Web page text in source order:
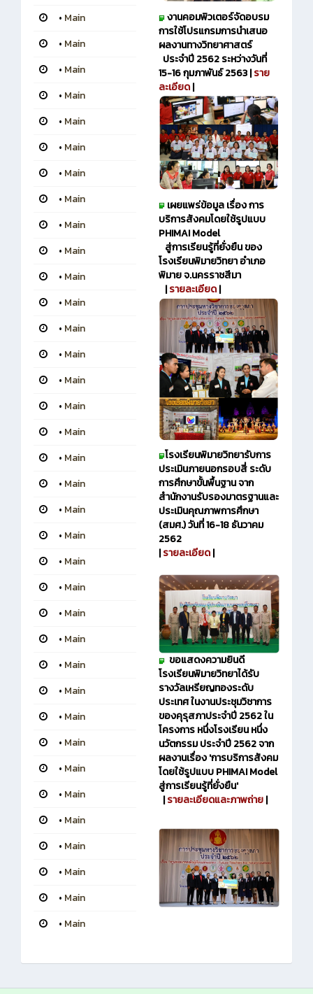
• Main
• Main
• Main
• Main
• Main
• Main
• Main
• Main
• Main
• Main
• Main
• Main
• Main
• Main
• Main
• Main
• Main
• Main
• Main
• Main
• Main
• Main
• Main
• Main
• Main
• Main
• Main
• Main
• Main
• Main
• Main
• Main
• Main
• Main
• Main
• Main
งานคอมพิวเตอร์จัดอบรม
การใช้โปรแกรมการนำเสนอ
ผลงานทางวิทยาศาสตร์
ประจำปี 2562 ระหว่างวันที่
15-16 กุมภาพันธ์ 2563 |ราย
ละเอียด|
เผยแพร่ข้อมูล เรื่อง การ
บริการสังคมโดยใช้รูปแบบ
PHIMAI Model
สู่การเรียนรู้ที่ยั่งยืน ของ
โรงเรียนพิมายวิทยา อำเภอ
พิมาย จ.นครราชสีมา
|รายละเอียด|
โรงเรียนพิมายวิทยารับการ
ประเมินภายนอกรอบสี่ ระดับ
การศึกษาขั้นพื้นฐาน จาก
สำนักงานรับรองมาตรฐานและ
ประเมินคุณภาพการศึกษา
(สมศ.) วันที่ 16-18 ธันวาคม
2562
|รายละเอียด|
ขอแสดงความยินดี
โรงเรียนพิมายวิทยาได้รับ
รางวัลเหรียญทองระดับ
ประเทศ ในงานประชุมวิชาการ
ของคุรุสภาประจำปี 2562 ใน
โครงการ หนึ่งโรงเรียน หนึ่ง
นวัตกรรม ประจำปี 2562 จาก
ผลงานเรื่อง 'การบริการสังคม
โดยใช้รูปแบบ PHIMAI Model
สู่การเรียนรู้ที่ยั่งยืน'
|รายละเอียดและภาพถ่าย|